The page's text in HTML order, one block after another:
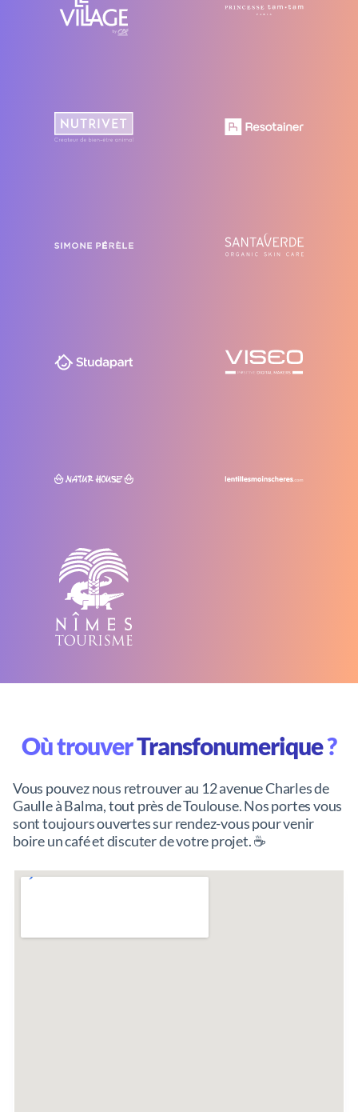
Où trouverTransfonumerique?
Vous pouvez nous retrouver au 12 avenue Charles de
Gaulle à Balma, tout près de Toulouse. Nos portes vous
sont toujours ouvertes sur rendez-vous pour venir
boire un café et discuter de votre projet. ☕️